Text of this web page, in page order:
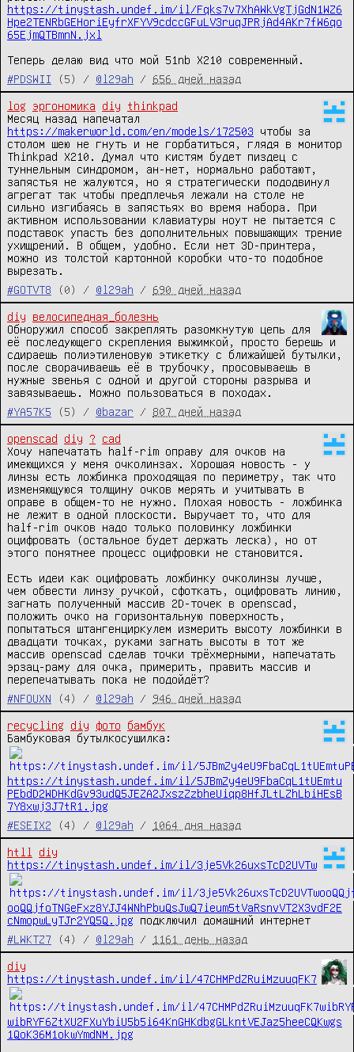
https://tinystash.undef.im/il/Fqks7v7XhAWkVgTjGdN1WZ6
Hpe2TENRbGEHoriEyfrXFYV9cdccGFuLV3ruqJPRjAd4AKr7fW6qo
65EjmQTBmnN.jxl
Теперь делаю вид что мой 51nb X210 современный.
#PDSWII
(5) / @l29ah / 656 дней назад
log эргономика diy
thinkpad
https://makerworld.com/en/models/172503 чтобы за
столом шею не гнуть и не горбатиться, глядя в монитор
Thinkpad X210. Думал что кистям будет пиздец с
туннельным синдромом, ан-нет, нормально работают,
запястья не жалуются, но я стратегически пододвинул
агрегат так чтобы предплечья лежали на столе не
сильно изгибаясь в запястьях во время набора. При
активном использовании клавиатуры ноут не пытается с
подставок упасть без дополнительных повышающих трение
ухищрений. В общем, удобно. Если нет 3D-принтера,
можно из толстой картонной коробки что-то подобное
вырезать.
#GOTVT8
(0) / @l29ah / 690 дней назад
diy
велосипедная_болезнь
Обноружил способ закреплять разомкнутую цепь для
её последующего скрепления выжимкой, просто берешь и
сдираешь полиэтиленовую этикетку с ближайшей бутылки,
после сворачиваешь её в трубочку, просовываешь в
нужные звенья с одной и другой стороны разрыва и
завязываешь. Можно пользоваться в походах.
#YA57K5
(5) / @bazar / 807 дней назад
openscad diy ?
cad
Хочу напечатать half-rim оправу для очков на
имеющихся у меня очколинзах. Хорошая новость - у
линзы есть ложбинка проходящая по периметру, так что
изменяющуюся толщину очков мерять и учитывать в
оправе в общем-то не нужно. Плохая новость - ложбинка
не лежит в одной плоскости. Выручает то, что для
half-rim очков надо только половинку ложбинки
оцифровать (остальное будет держать леска), но от
этого понятнее процесс оцифровки не становится.
Есть идеи как оцифровать ложбинку очколинзы лучше,
чем обвести линзу ручкой, сфоткать, оцифровать линию,
загнать полученный массив 2D-точек в openscad,
положить очко на горизонтальную поверхность,
попытаться штангенциркулем измерить высоту ложбинки в
двадцати точках, руками загнать высоты в тот же
массив openscad сделав точки трёхмерными, напечатать
эрзац-раму для очка, примерить, править массив и
перепечатывать пока не подойдёт?
#NFOUXN
(4) / @l29ah / 946 дней назад
recycling diy фото
бамбук
https://tinystash.undef.im/il/5JBmZy4eU9FbaCqL1tUEmtu
PEbdD2WDHKdGv93udQ5JEZA2JxszZzbheUiqp8HfJLtLZhLbiHEsB
7Y8xwj3J7tR1.jpg
#ESEIX2
(4) / @l29ah / 1064 дня назад
htll
diy
https://tinystash.undef.im/il/3je5Vk26uxsTcD2UVTw
ooQQjfoTNGeFxz8YJJ4WNhPbuQsJwQ7ieum5tVaRsnvVT2X3vdF2E
cNmopwLyTJr2YQ5Q.jpg подключил домашний интернет
#LWKTZ7
(4) / @l29ah / 1161 день назад
diy
https://tinystash.undef.im/il/47CHMPdZRuiMzuuqFK7
wibRYF6ZtXU2FXuYbiU5b5i64KnGHKdbgGLkntVEJaz5heeCQKwgs
1QoK36M1okwYmdNM.jpg